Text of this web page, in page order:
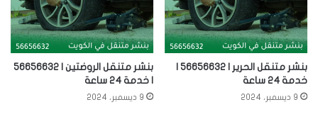
خدمة 24 ساعة
9 ديسمبر، 2024
بنشر متنقل الروضتين | 56656632
| خدمة 24 ساعة
9 ديسمبر، 2024